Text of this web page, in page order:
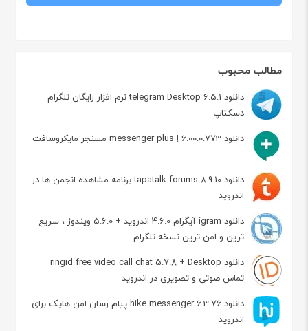
مطالب محبوب
دانلود telegram Desktop 6.5.1 نرم افزار رایگان تلگرام
دسکتاپ
دانلود messenger plus ! 6.00.0.773 مسنجر مایکروسافت
دانلود tapatalk forums 8.9.10 برنامه مشاهده انجمن ها در
اندروید
دانلود igram آیگرام 4.6.0 اندروید + 5.6.0 ویندوز ، سریع
ترین و امن ترین نسخه تلگرام
دانلود ringid free video call chat 5.7.8 + Desktop
تماس صوتی و تصویری در اندروید
دانلود hike messenger 6.3.76 پیام‌ رسان‌ امن هایک برای
اندروید